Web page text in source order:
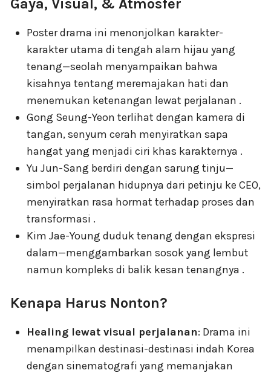
Gaya, Visual, & Atmosfer
Poster drama ini menonjolkan karakter-
karakter utama di tengah alam hijau yang
tenang—seolah menyampaikan bahwa
kisahnya tentang meremajakan hati dan
menemukan ketenangan lewat perjalanan .
Gong Seung-Yeon terlihat dengan kamera di
tangan, senyum cerah menyiratkan sapa
hangat yang menjadi ciri khas karakternya .
Yu Jun-Sang berdiri dengan sarung tinju—
simbol perjalanan hidupnya dari petinju ke CEO,
menyiratkan rasa hormat terhadap proses dan
transformasi .
Kim Jae-Young duduk tenang dengan ekspresi
dalam—menggambarkan sosok yang lembut
namun kompleks di balik kesan tenangnya .
Kenapa Harus Nonton?
Healing lewat visual perjalanan: Drama ini
menampilkan destinasi-destinasi indah Korea
dengan sinematografi yang memanjakan